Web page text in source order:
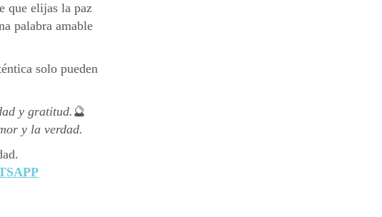
que elijas la paz
palabra amable
solo pueden
y gratitud. 🔮
y la verdad.